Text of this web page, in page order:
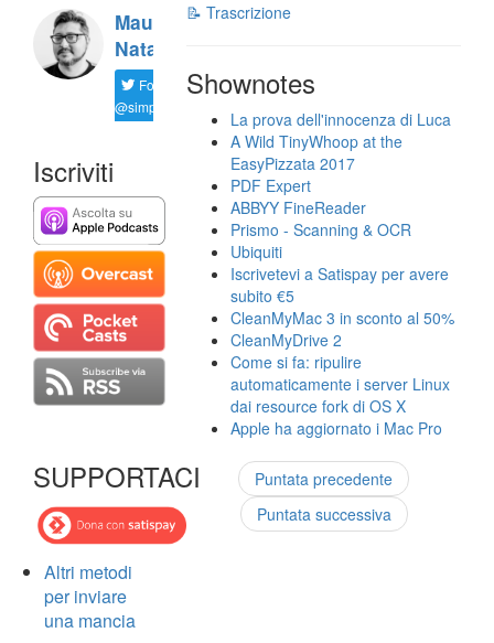
Maurizio
Natali
Follow
@simplemal
Iscriviti
SUPPORTACI
Altri metodi
per inviare
una mancia
📝 Trascrizione
Shownotes
La prova dell'innocenza di Luca
A Wild TinyWhoop at the
EasyPizzata 2017
PDF Expert
ABBYY FineReader
Prismo - Scanning & OCR
Ubiquiti
Iscrivetevi a Satispay per avere
subito €5
CleanMyMac 3 in sconto al 50%
CleanMyDrive 2
Come si fa: ripulire
automaticamente i server Linux
dai resource fork di OS X
Apple ha aggiornato i Mac Pro
Puntata precedente
Puntata successiva